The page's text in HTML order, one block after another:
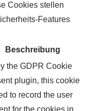
Cookies stellen
Features
Beschreibung
the GDPR Cookie
plugin, this cookie
to record the user